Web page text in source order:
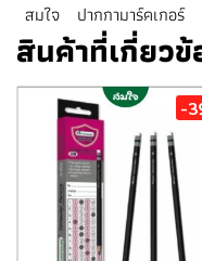
สมใจ ปากกามาร์คเกอร์
สินค้าที่เกี่ยวข้
-